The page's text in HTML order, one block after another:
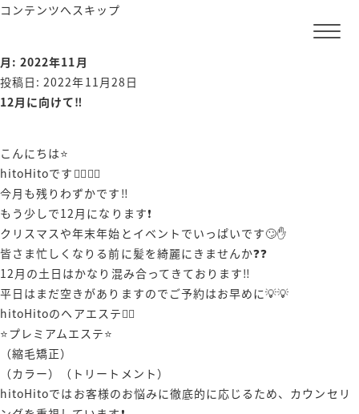
コンテンツへスキップ
月:2022年11月
投稿日: 2022年11月28日
12月に向けて‼️
こんにちは⭐️
hitoHitoです🙋‍♂️🙋‍♀️
今月も残りわずかです‼️
もう少しで12月になります❗️
クリスマスや年末年始とイベントでいっぱいです🙄✋️
皆さま忙しくなりる前に髪を綺麗にきませんか❓❓
12月の土日はかなり混み合ってきております‼️
平日はまだ空きがありますのでご予約はお早めに💡💡
hitoHitoのヘアエステ💆‍♀️
⭐️プレミアムエステ⭐️
（縮毛矯正）
（カラー）（トリートメント）
hitoHitoではお客様のお悩みに徹底的に応じるため、カウンセリ